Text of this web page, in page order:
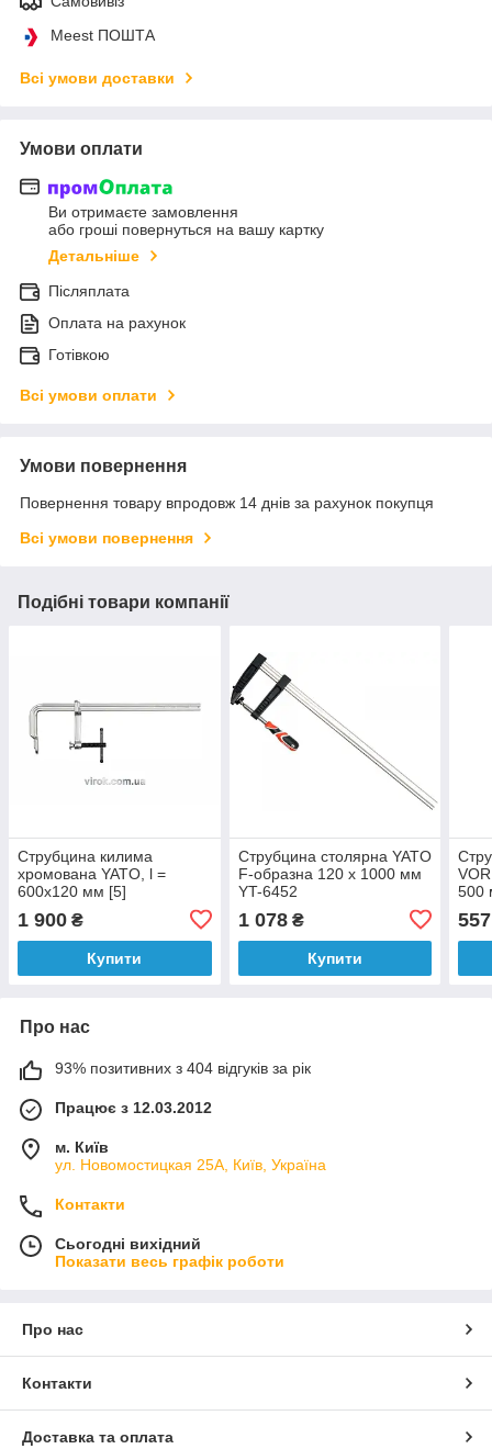
Meest ПОШТА
Всі умови доставки
Умови оплати
Ви отримаєте замовлення
або гроші повернуться на вашу картку
Детальніше
Післяплата
Оплата на рахунок
Готівкою
Всі умови оплати
Умови повернення
Повернення товару впродовж 14 днів за рахунок покупця
Всі умови повернення
Подібні товари компанії
Струбцина килима
хромована YATO, l =
600х120 мм [5]
1 900 ₴
Купити
Струбцина столярна YATO
F-образна 120 x 1000 мм
YT-6452
1 078₴
Купити
500
557
Про нас
93% позитивних з 404 відгуків за рік
Працює з 12.03.2012
м. Київ
ул. Новомостицкая 25А, Київ, Україна
Контакти
Сьогодні вихідний
Показати весь графік роботи
Про нас
Контакти
Доставка та оплата